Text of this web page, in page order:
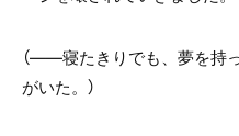
（――寝たきりでも、夢を持
がいた。）